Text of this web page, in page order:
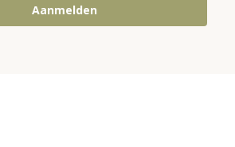
Aanmelden